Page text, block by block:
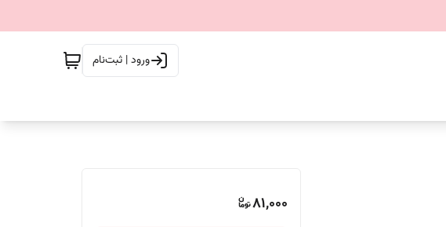
ورود | ثبت‌نام
81,000